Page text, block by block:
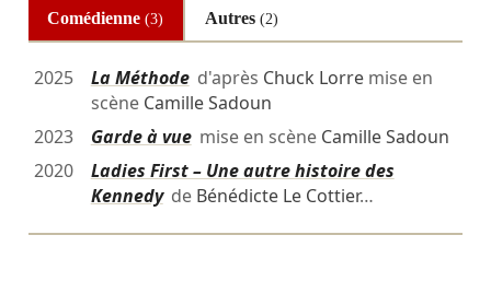
Comédienne(3) Autres (2)
2025 La Méthoded'après Chuck Lorremise en
scène Camille Sadoun
2023
Garde à vuemise en scène Camille Sadoun
2020
Ladies First – Une autre histoire des
Kennedyde Bénédicte Le Cottier…